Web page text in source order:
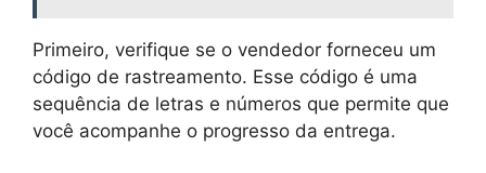
Primeiro, verifique se o vendedor forneceu um
código de rastreamento. Esse código é uma
sequência de letras e números que permite que
você acompanhe o progresso da entrega.